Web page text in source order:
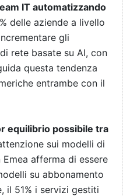
IT automatizzando
delle aziende a livello
gli
rete basate su AI, con
questa tendenza
entrambe con il
equilibrio possibile tra
sui modelli di
afferma di essere
su abbonamento
il 51% i servizi gestiti